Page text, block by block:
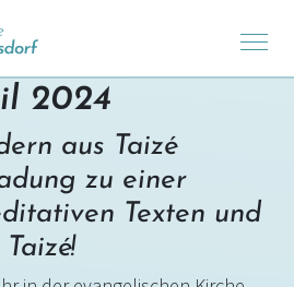
2024
aus Taizé
zu einer
Texten und